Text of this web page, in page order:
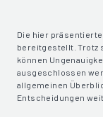
Die hier
bereitgestellt. Trotz
können
ausgeschlossen
allgemeinen
Entscheidungen